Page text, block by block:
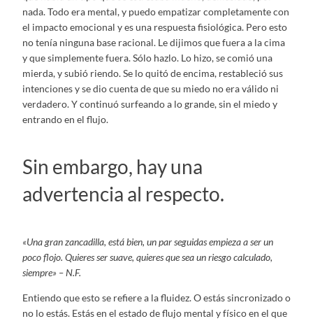
nada. Todo era mental, y puedo empatizar completamente con
el impacto emocional y es una respuesta fisiológica. Pero esto
no tenía ninguna base racional. Le dijimos que fuera a la cima
y que simplemente fuera. Sólo hazlo. Lo hizo, se comió una
mierda, y subió riendo. Se lo quitó de encima, restableció sus
intenciones y se dio cuenta de que su miedo no era válido ni
verdadero. Y continuó surfeando a lo grande, sin el miedo y
entrando en el flujo.
Sin embargo, hay una
advertencia al respecto.
«Una gran zancadilla, está bien, un par seguidas empieza a ser un
poco flojo. Quieres ser suave, quieres que sea un riesgo calculado,
siempre» – N.F.
Entiendo que esto se refiere a la fluidez. O estás sincronizado o
no lo estás. Estás en el estado de flujo mental y físico en el que